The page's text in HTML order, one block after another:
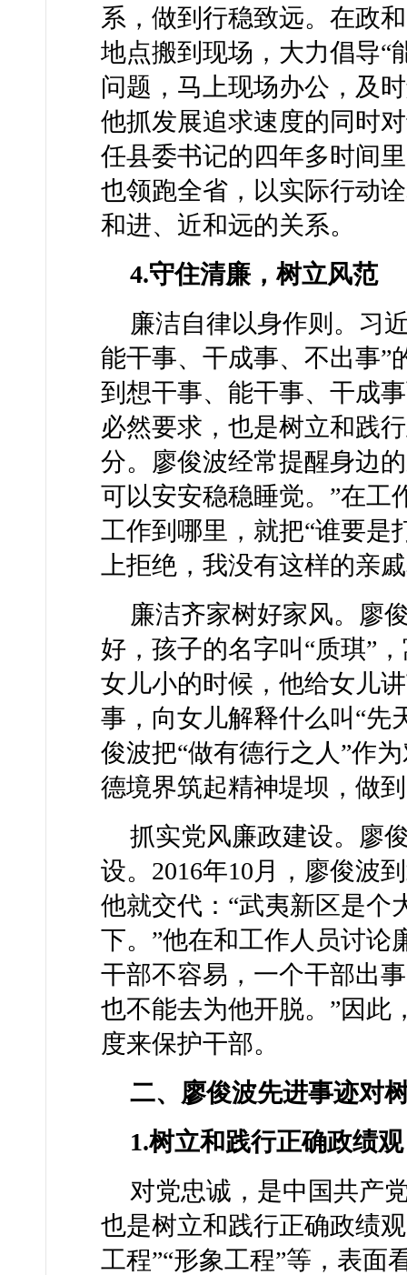
系，做到行稳致远。在政
地点搬到现场，大力倡导“
问题，马上现场办公，及
他抓发展追求速度的同时
任县委书记的四年多时间
也领跑全省，以实际行动
和进、近和远的关系。
4.守住清廉，树立风范
廉洁自律以身作则。习
能干事、干成事、不出事”
到想干事、能干事、干成
必然要求，也是树立和践
分。廖俊波经常提醒身边
可以安安稳稳睡觉。”在工
工作到哪里，就把“谁要是
上拒绝，我没有这样的亲
廉洁齐家树好家风。廖
好，孩子的名字叫“质琪”
女儿小的时候，他给女儿
事，向女儿解释什么叫“先
俊波把“做有德行之人”作
德境界筑起精神堤坝，做
抓实党风廉政建设。廖
设。2016年10月，廖俊波
他就交代：“武夷新区是个
下。”他在和工作人员讨论
干部不容易，一个干部出
也不能去为他开脱。”因此
度来保护干部。
二、廖俊波先进事迹对
1.树立和践行正确政绩
对党忠诚，是中国共产
也是树立和践行正确政绩
工程”“形象工程”等，表面